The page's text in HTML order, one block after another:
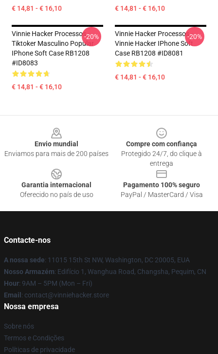
€ 14,81 - € 16,10 € 14,81 - € 16,10
Vinnie Hacker Processos -
Tiktoker Masculino Popular
IPhone Soft Case RB1208
#ID8083
€ 14,81 - € 16,10
-20%
Vinnie Hacker Processos -
Vinnie Hacker IPhone Soft
Case RB1208 #ID8081
€ 14,81 - € 16,10
-20%
Envio mundial
Enviamos para mais de 200 países
Compre com confiança
Protegido 24/7, do clique à
entrega
Garantia internacional
Oferecido no país de uso
Pagamento 100% seguro
PayPal / MasterCard / Visa
Contacte-nos
A nossa sede: 11015 15th St NW, Washington, DC 20005, EUA
Nosso Armazém: Edifício 1, Wanghua Road, Changsha, Pequim, CN
Hour: 9AM – 5PM (Mon – Fri)
Email : contact@vinniehacker.store
Nossa empresa
Sobre nós
Termos e Condições
Políticas de privacidade